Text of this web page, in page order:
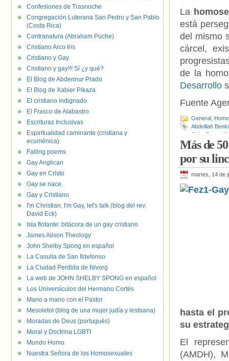
La
está
del mismo
cárcel,
de la
Desarrollo
Fuente
General
Abdelilah
Odio
Mustafá Ramid
Más de
por su
martes, 14 de
hasta el
su
El
(AMDH),
Confesiones de Trasnoche
Congregación Luterana San Pedro y San Pablo
(Costa Rica)
Contranatura (Abraham Puche)
Cristiano Arco Iris
Cristiano y Gay
Cristiano y gay!!! Sí ¿y qué?
El Blog de Abdennur Prado
El Blog de Xabier Pikaza
El cristiano indignado
El Frasco de Alabastro
Escrituras Inclusivas
Espiritualidad caminante (cristiana y
ecuménica)
Falling poems
Gay Anglican
Gay en Cristo
Gay se nace.
Gay y Cristiano
I'm Christian, I'm Gay, let's talk (blog del rev.
David Eck)
Isla flotante: bitácora de un gay cristiano
James Alison Theology
John Shelby Spong en español
La Casulla de San Ildefonso
La Ciudad Perdida de Nivorg
La web de JOHN SHELBY SPONG en español
Los Universículos del Hermano Cortés
Mano a mano con el Pastor
Mesoletot (blog de una mujer judía y lesbiana)
Moradas de Deus (portugués)
Moral y Doctrina LGBTI
Mundo Homo
Nuestra Señora de los Homosexuales